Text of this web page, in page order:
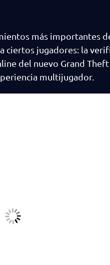
más importantes
jugadores: la
del nuevo Grand
multijugador.